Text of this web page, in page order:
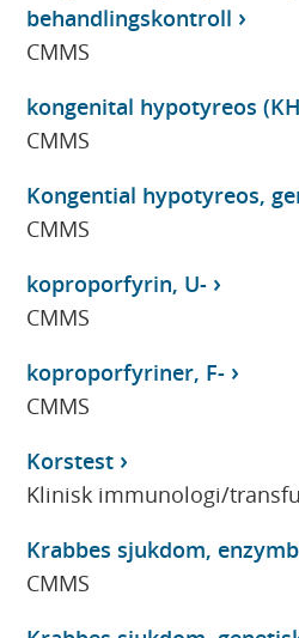
behandlingskontroll
CMMS
kongenital hypotyreos
CMMS
Kongential hypotyreos,
CMMS
koproporfyrin, U-
CMMS
koproporfyriner, F-
CMMS
Korstest
Klinisk immunologi/
Krabbes sjukdom,
CMMS